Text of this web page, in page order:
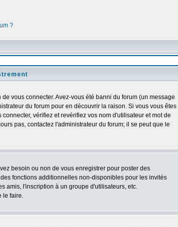
?
vous connecter. Avez-vous été banni du forum (un message
du forum pour en découvrir la raison. Si vous vous êtes
vérifiez et revérifiez vos nom d'utilisateur et mot de
pas, contactez l'administrateur du forum; il se peut que le
besoin ou non de vous enregistrer pour poster des
fonctions additionnelles non-disponibles pour les invités
amis, l'inscription à un groupe d'utilisateurs, etc.
le faire.